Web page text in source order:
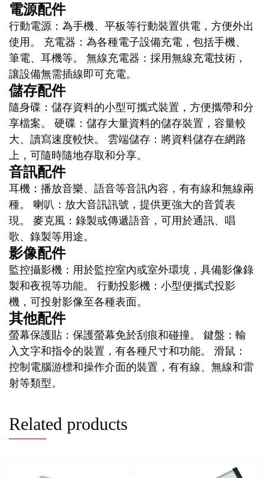
電源配件
行動電源：為手機、平板等行動裝置供電，方便外出
使用。 充電器：為各種電子設備充電，包括手機、
筆電、耳機等。 無線充電器：採用無線充電技術，
讓設備無需插線即可充電。
儲存配件
隨身碟：儲存資料的小型可攜式裝置，方便攜帶和分
享檔案。 硬碟：儲存大量資料的儲存裝置，容量較
大、讀寫速度較快。 雲端儲存：將資料儲存在網路
上，可隨時隨地存取和分享。
音訊配件
耳機：播放音樂、語音等音訊內容，有有線和無線兩
種。 喇叭：放大音訊訊號，提供更強大的音質表
現。 麥克風：錄製或傳遞語音，可用於通訊、唱
歌、錄製等用途。
影像配件
監控攝影機：用於監控室內或室外環境，具備影像錄
製和夜視等功能。 行動投影機：小型便攜式投影
機，可投射影像至各種表面。
其他配件
螢幕保護貼：保護螢幕免於刮痕和碰撞。 鍵盤：輸
入文字和指令的裝置，有各種尺寸和功能。 滑鼠：
控制電腦游標和操作介面的裝置，有有線、無線和雷
射等類型。
Related products